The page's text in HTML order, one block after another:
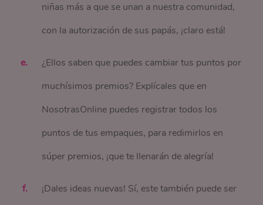
niñas más a que se unan a nuestra comunidad,
con la autorización de sus papás, ¡claro está!
¿Ellos saben que puedes cambiar tus puntos por
muchísimos premios? Explícales que en
NosotrasOnline puedes registrar todos los
puntos de tus empaques, para redimirlos en
súper premios, ¡que te llenarán de alegría!
¡Dales ideas nuevas! Sí, este también puede ser